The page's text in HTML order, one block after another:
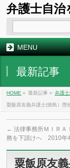
弁護士自
MENU
最新記事
HOME » 最新記事 » 弁護
粟飯原友義弁護士(徳島）
← 法律事務所ＭＩＲＡ
務を下請けへ 2010年
粟飯原友